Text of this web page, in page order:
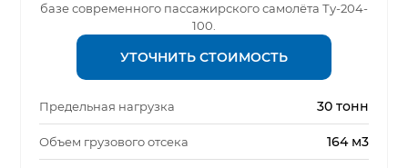
базе современного пассажирского самолёта Ту-204-
100.
УТОЧНИТЬ СТОИМОСТЬ
Предельная нагрузка 30 тонн
Объем грузового отсека 164 м3